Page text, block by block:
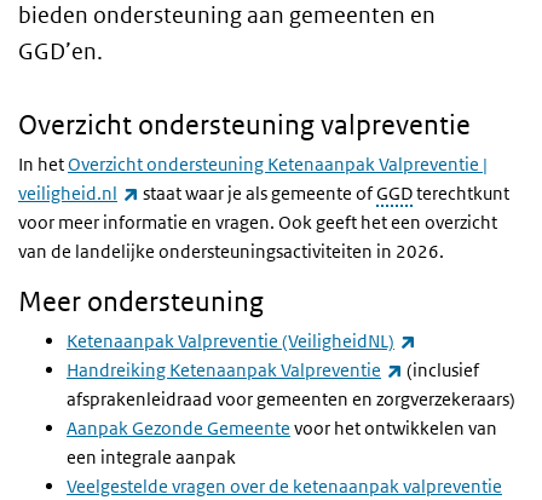
bieden ondersteuning aan gemeenten en
GGD’en.
Overzicht ondersteuning valpreventie
In hetOverzicht ondersteuning Ketenaanpak Valpreventie |
veiligheid.nl
(externe link)
staat waar je als gemeente ofGGDterechtkunt
voor meer informatie en vragen. Ook geeft het een overzicht
van de landelijke ondersteuningsactiviteiten in 2026.
Meer ondersteuning
Ketenaanpak Valpreventie (VeiligheidNL)
Handreiking Ketenaanpak Valpreventie
(externe link)
(inclusief
afsprakenleidraad voor gemeenten en zorgverzekeraars)
Aanpak Gezonde Gemeente voor het ontwikkelen van
een integrale aanpak
Veelgestelde vragen over de ketenaanpak valpreventie